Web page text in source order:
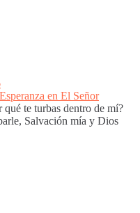
qué te turbas dentro de mí?
Salvación mía y Dios